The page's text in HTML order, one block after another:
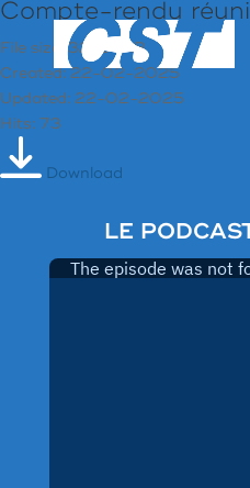
Compte-rendu
File size: 321.51 KB
Created: 22-02-2025
Updated: 22-02-2025
Hits: 73
Download
LE